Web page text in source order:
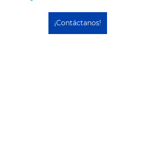
¡Contáctanos!